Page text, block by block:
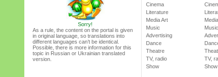
Sorry!
As a rule, the content on the portal is given
in original language, so translations into
different languages can’t be identical.
Possible, there is more information for this
topic in Russian or Ukrainian translated
version.
Cinema
Literature
Media Art
Music
Advertising
Dance
Theatre
TV, radio
Show
Music
TV,
Show